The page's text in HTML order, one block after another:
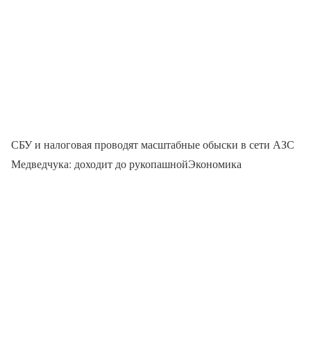
СБУ и налоговая проводят масштабные обыски в сети АЗС
Медведчука: доходит до рукопашнойЭкономика